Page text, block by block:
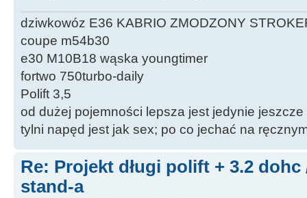
dziwkowóz E36 KABRIO ZMODZONY
coupe m54b30
e30 M10B18 wąska youngtimer
fortwo 750turbo-daily
Polift 3,5
od dużej pojemności lepsza jest jedynie jeszcze
tylni napęd jest jak sex; po co jechać na
Re: Projekt długi polift + 3.2 dohc
stand-a